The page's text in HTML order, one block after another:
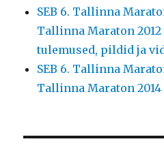
SEB 6. Tallinna
Tallinna Maraton
tulemused, pildid ja
SEB 6. Tallinna
Tallinna Maraton